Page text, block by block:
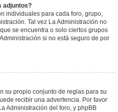
adjuntos?
individuales para cada foro, grupo,
Tal vez La Administración no
se encuentra o solo ciertos grupos
si no está seguro de por
su propio conjunto de reglas para su
recibir una advertencia. Por favor
Administración del foro, y phpBB